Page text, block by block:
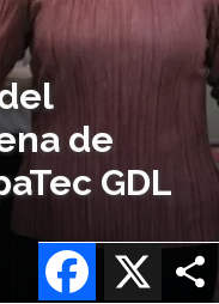
de
GDL
X
Facebook